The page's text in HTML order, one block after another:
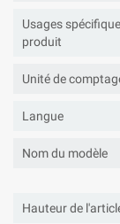
Usages
produit
Unité de
Langue
Nom du modèle
Hauteur de